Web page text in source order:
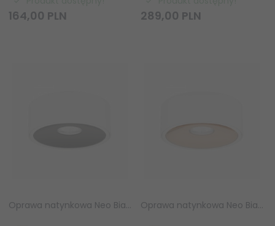
164,00 PLN 289,00 PLN
Oprawa natynkowa Neo Bianco Slim KG / Ufo Nero Orlicki Design OR83613 Oprawa natynkowa Neo Bianco Slim KG / Ufo Gold Orlicki Design OR83606